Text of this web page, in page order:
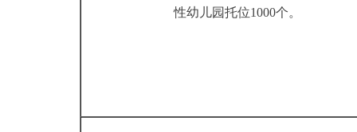
性幼儿园托位1000个。